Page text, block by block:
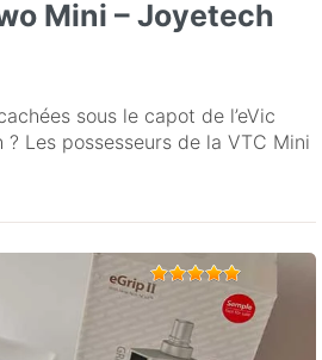
Mini – Joyetech
sous le capot de l’eVic
Les possesseurs de la VTC Mini